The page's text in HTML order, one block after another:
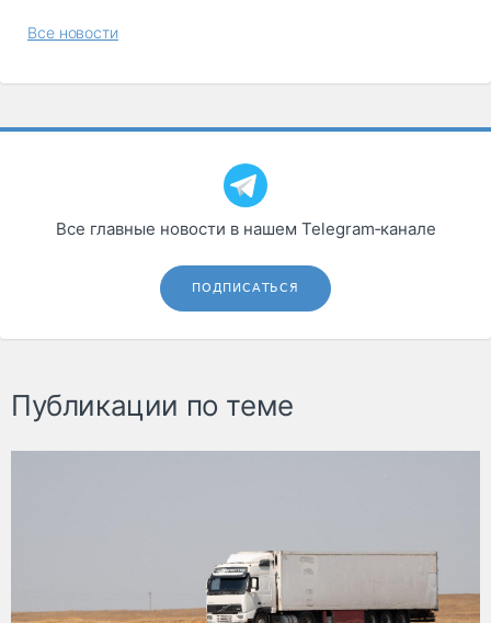
Все новости
Все главные новости в нашем Telegram‑канале
ПОДПИСАТЬСЯ
Публикации по теме